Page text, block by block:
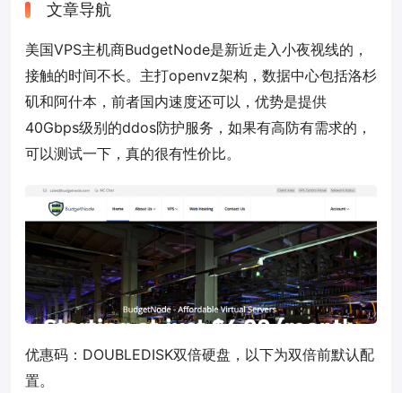
文章导航
美国VPS主机商BudgetNode是新近走入小夜视线的，
接触的时间不长。主打openvz架构，数据中心包括洛杉
矶和阿什本，前者国内速度还可以，优势是提供
40Gbps级别的ddos防护服务，如果有高防有需求的，
可以测试一下，真的很有性价比。
优惠码： DOUBLEDISK双倍硬盘，以下为双倍前默认配
置。